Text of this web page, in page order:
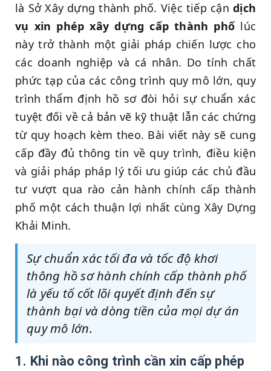
là Sở Xây dựng thành phố. Việc tiếp cận dịch
vụ xin phép xây dựng cấp thành phốlúc
này trở thành một giải pháp chiến lược cho
các doanh nghiệp và cá nhân. Do tính chất
phức tạp của các công trình quy mô lớn, quy
trình thẩm định hồ sơ đòi hỏi sự chuẩn xác
tuyệt đối về cả bản vẽ kỹ thuật lẫn các chứng
từ quy hoạch kèm theo. Bài viết này sẽ cung
cấp đầy đủ thông tin về quy trình, điều kiện
và giải pháp pháp lý tối ưu giúp các chủ đầu
tư vượt qua rào cản hành chính cấp thành
phố một cách thuận lợi nhất cùng Xây Dựng
Khải Minh.
Sự chuẩn xác tối đa và tốc độ khơi
thông hồ sơ hành chính cấp thành phố
là yếu tố cốt lõi quyết định đến sự
thành bại và dòng tiền của mọi dự án
quy mô lớn.
1. Khi nào công trình cần xin cấp phép